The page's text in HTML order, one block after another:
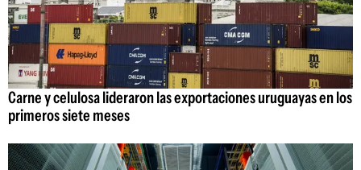
Carne y celulosa lideraron las exportaciones uruguayas en los
primeros siete meses